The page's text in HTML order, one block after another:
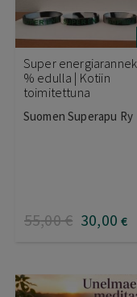
Super
% edulla | Kotiin
toimitettuna
Suomen Superapu Ry
55,00€ 30,00 €